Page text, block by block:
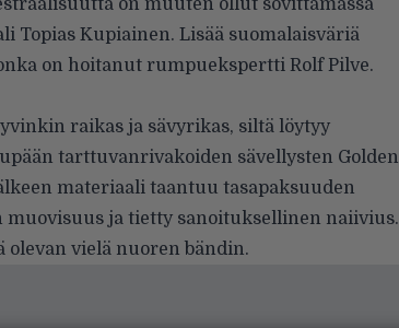
on muuten ollut sovittamassa
Topias Kupiainen. Lisää suomalaisväriä
on hoitanut rumpuekspertti Rolf Pilve.
raikas ja sävyrikas, siltä löytyy
tarttuvanrivakoiden sävellysten Golden
materiaali taantuu tasapaksuuden
muovisuus ja tietty sanoituksellinen naiivius.
olevan vielä nuoren bändin.